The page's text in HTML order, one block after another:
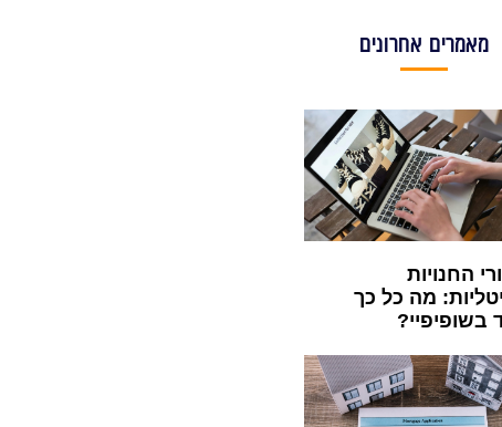
מאמרים אחרונים
החנויות
מה כל כך
בשופיפיי?